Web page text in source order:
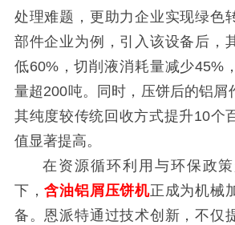
处理难题，更助力企业实现绿色
部件企业为例，引入该设备后，
低60%，切削液消耗量减少45%
量超200吨。同时，压饼后的铝屑
其纯度较传统回收方式提升10个
值显著提高。
在资源循环利用与环保政
下，含油铝屑压饼机正成为机械
备。恩派特通过技术创新，不仅